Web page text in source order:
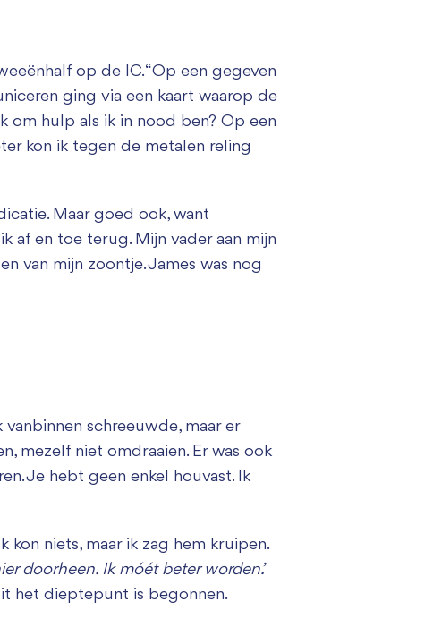
op de IC. “Op een gegeven
ging via een kaart waarop de
om hulp als ik in nood ben? Op een
kon ik tegen de metalen reling
Maar goed ook, want
af en toe terug. Mijn vader aan mijn
van mijn zoontje. James was nog
schreeuwde, maar er
mezelf niet omdraaien. Er was ook
Je hebt geen enkel houvast. Ik
kon niets, maar ik zag hem kruipen.
doorheen. Ik móét beter worden.’
het dieptepunt is begonnen.